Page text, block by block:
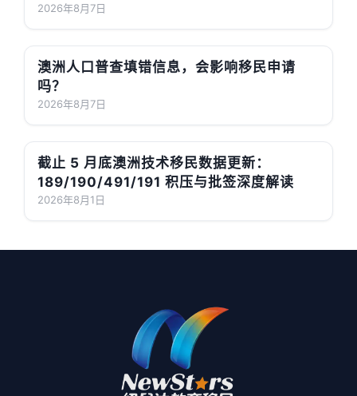
2026年8月7日
澳洲人口普查填错信息，会影响移民申请
吗？
2026年8月7日
截止 5 月底澳洲技术移民数据更新：
189/190/491/191 积压与批签深度解读
2026年8月1日